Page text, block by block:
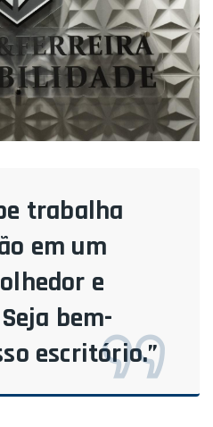
trabalha
em um
e
bem-
escritório.”